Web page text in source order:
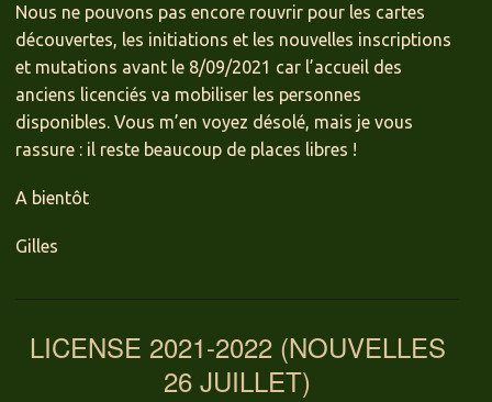
Nous ne pouvons pas encore rouvrir pour les cartes
découvertes, les initiations et les nouvelles inscriptions
et mutations avant le 8/09/2021 car l’accueil des
anciens licenciés va mobiliser les personnes
disponibles. Vous m’en voyez désolé, mais je vous
rassure : il reste beaucoup de places libres !
A bientôt
Gilles
LICENSE 2021-2022 (NOUVELLES
26 JUILLET)